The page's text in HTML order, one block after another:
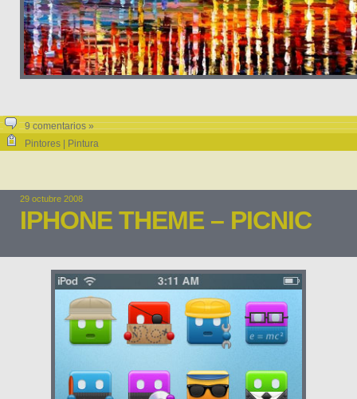
9 comentarios »
Pintores | Pintura
29 octubre 2008
IPHONE THEME – PICNIC